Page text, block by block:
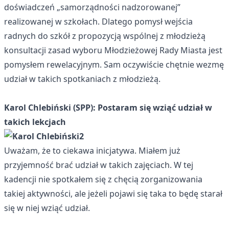
doświadczeń „samorządności nadzorowanej”
realizowanej w szkołach. Dlatego pomysł wejścia
radnych do szkół z propozycją wspólnej z młodzieżą
konsultacji zasad wyboru Młodzieżowej Rady Miasta jest
pomysłem rewelacyjnym. Sam oczywiście chętnie wezmę
udział w takich spotkaniach z młodzieżą.
Karol Chlebiński (SPP): Postaram się wziąć udział w
takich lekcjach
Uważam, że to ciekawa inicjatywa. Miałem już
przyjemność brać udział w takich zajęciach. W tej
kadencji nie spotkałem się z chęcią zorganizowania
takiej aktywności, ale jeżeli pojawi się taka to będę starał
się w niej wziąć udział.